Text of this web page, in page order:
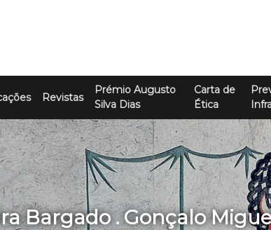
Revistas
Prémio Augusto
Silva Dias
Carta de
Ética
Bargado . Gonçalo